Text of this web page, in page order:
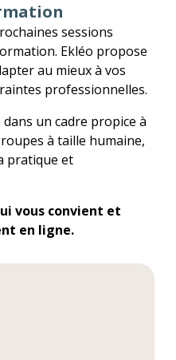
sessions
Ekléo propose
au mieux à vos
professionnelles.
un cadre propice à
à taille humaine,
pratique et
vous convient et
en ligne.